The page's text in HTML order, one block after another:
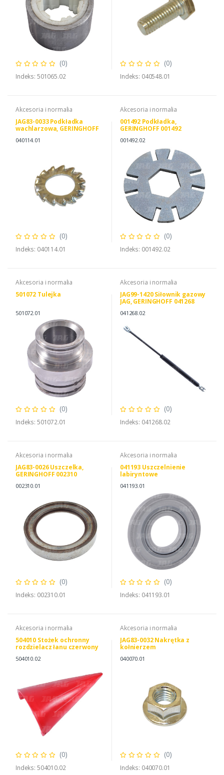
(0)
Indeks: 501065.02
(0)
Indeks: 040548.01
Akcesoria i normalia
JAG83-0033 Podkładka
wachlarzowa, GERINGHOFF
040114.01
(0)
Indeks: 040114.01
Akcesoria i normalia
001492 Podkładka,
GERINGHOFF 001492
001492.02
(0)
Indeks: 001492.02
Akcesoria i normalia
501072 Tulejka
501072.01
(0)
Indeks: 501072.01
Akcesoria i normalia
JAG99-1420 Siłownik gazowy
JAG, GERINGHOFF 041268
041268.02
(0)
Indeks: 041268.02
Akcesoria i normalia
JAG83-0026 Uszczelka,
GERINGHOFF 002310
002310.01
(0)
Indeks: 002310.01
Akcesoria i normalia
041193 Uszczelnienie
labiryntowe
041193.01
(0)
Indeks: 041193.01
Akcesoria i normalia
504010 Stożek ochronny
rozdzielacz łanu czerwony
504010.02
(0)
Indeks: 504010.02
Akcesoria i normalia
JAG83-0032 Nakrętka z
kołnierzem
040070.01
(0)
Indeks: 040070.01